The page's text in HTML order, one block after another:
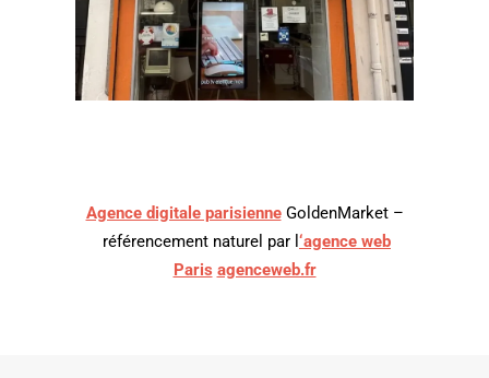
Agence digitale parisienne GoldenMarket –
référencement naturel par l ‘agence web
Paris agenceweb.fr